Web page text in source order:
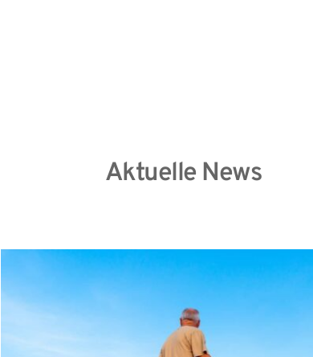
Aktuelle News